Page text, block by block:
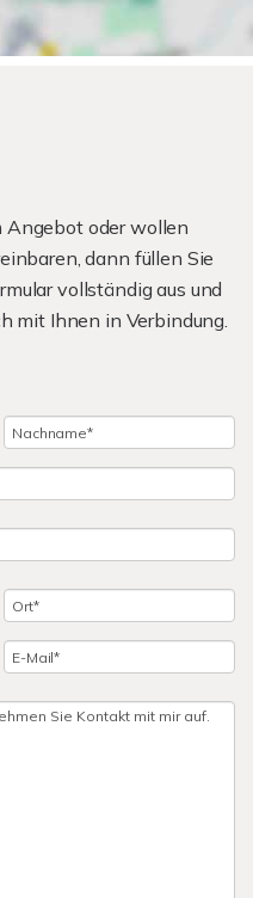
Angebot oder wollen
dann füllen Sie
vollständig aus und
mit Ihnen in Verbindung.